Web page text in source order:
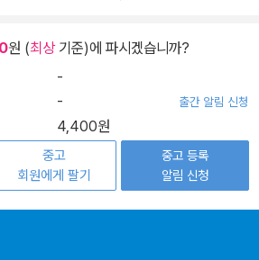
원 (최상기준)에 파시겠습니까?
-
- 출간 알림 신청
4,400원
중고
회원에게 팔기
중고 등록
알림 신청